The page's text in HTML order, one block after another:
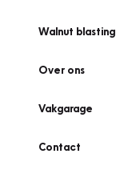
Walnut blasting
Over ons
Vakgarage
Contact